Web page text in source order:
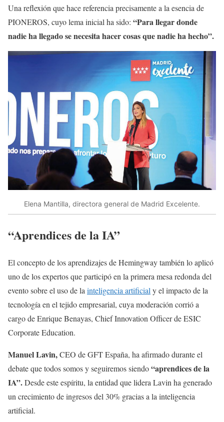
Una reflexión que hace referencia precisamente a la esencia de
PIONEROS, cuyo lema inicial ha sido: “Para llegar donde
nadie ha llegado se necesita hacer cosas que nadie ha hecho”.
Elena Mantilla, directora general de Madrid Excelente.
“Aprendices de la IA”
El concepto de los aprendizajes de Hemingway también lo aplicó
uno de los expertos que participó en la primera mesa redonda del
evento sobre el uso de lainteligencia artificialy el impacto de la
tecnología en el tejido empresarial, cuya moderación corrió a
cargo de Enrique Benayas, Chief Innovation Officer de ESIC
Corporate Education.
Manuel Lavin,CEO de GFT España, ha afirmado durante el
debate que todos somos y seguiremos siendo“aprendices de la
IA”.Desde este espíritu, la entidad que lidera Lavin ha generado
un crecimiento de ingresos del 30% gracias a la inteligencia
artificial.